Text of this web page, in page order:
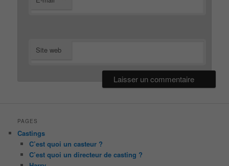
Site web
PAGES
Castings
C’est quoi un casteur ?
C’est quoi un directeur de casting ?